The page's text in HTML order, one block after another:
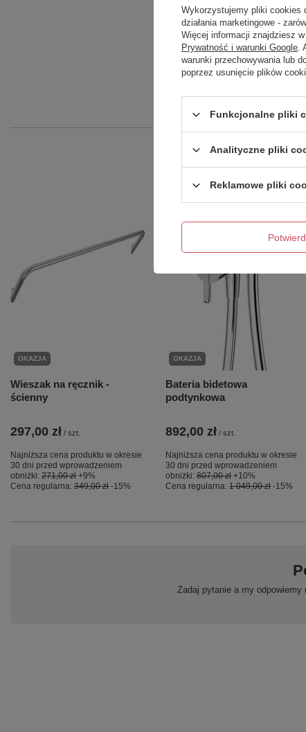
OKAZJA
Wieszak na ręcznik -
ścienny
297,00 zł / szt.
Najniższa cena produktu w okresie
30 dni przed wprowadzeniem
obniżki: 271,00 zł +9%
Cena regularna: 349,00 zł -15%
OKAZJA
Bateria bidetowa
podtynkowa
892,00 zł / szt.
Najniższa cena produktu w okresie
30 dni przed wprowadzeniem
obniżki: 807,00 zł +10%
Cena regularna: 1 049,00 zł -15%
Zadaj pytanie a my
Wykorzystujemy pliki cookies
działania marketingowe -
Więcej informacji znajdziesz w
Prywatność i warunki Google.
warunki przechowywania lub
poprzez usunięcie plików
Funkcjonalne pliki
Analityczne pliki
Reklamowe pliki